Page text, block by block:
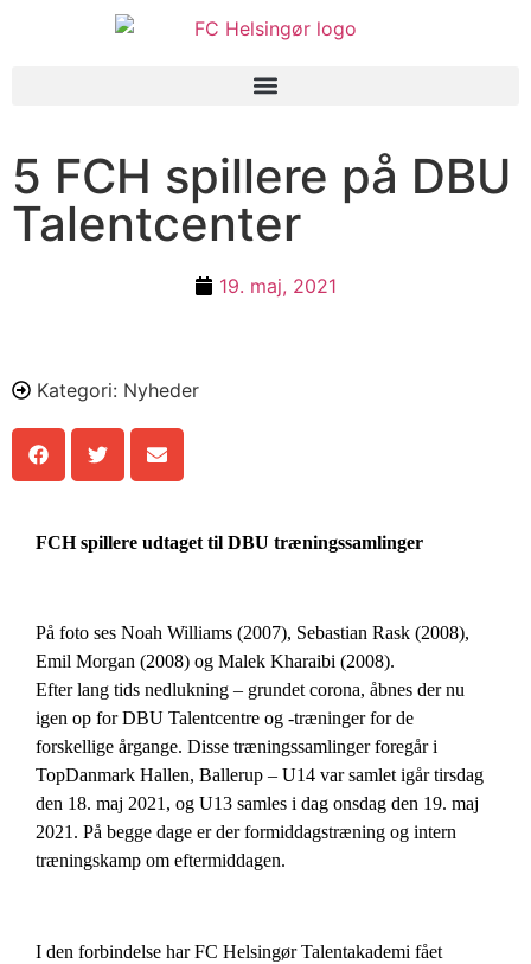
5 FCH spillere på DBU
Talentcenter
19. maj, 2021
Kategori: Nyheder
FCH spillere udtaget til DBU træningssamlinger
På foto ses Noah Williams (2007), Sebastian Rask (2008),
Emil Morgan (2008) og Malek Kharaibi (2008).
Efter lang tids nedlukning – grundet corona, åbnes der nu
igen op for DBU Talentcentre og -træninger for de
forskellige årgange. Disse træningssamlinger foregår i
TopDanmark Hallen, Ballerup – U14 var samlet igår tirsdag
den 18. maj 2021, og U13 samles i dag onsdag den 19. maj
2021. På begge dage er der formiddagstræning og intern
træningskamp om eftermiddagen.
I den forbindelse har FC Helsingør Talentakademi fået